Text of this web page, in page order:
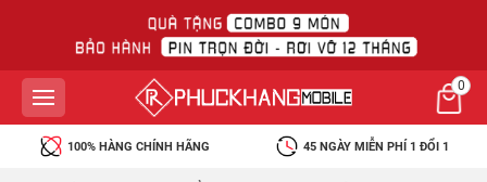
0
100% HÀNG CHÍNH HÃNG 45 NGÀY MIỄN PHÍ 1 ĐỔI 1